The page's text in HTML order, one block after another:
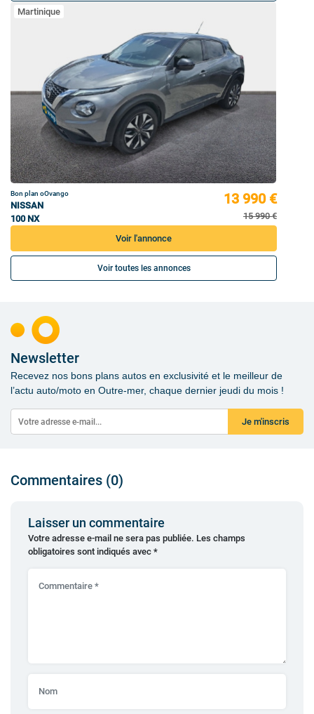
Martinique
Bon plan oOvango
NISSAN
100 NX
13 990 €
15 990 €
Voir l'annonce
Voir toutes les annonces
Newsletter
Recevez nos bons plans autos en exclusivité et le meilleur de
l’actu auto/moto en Outre-mer, chaque dernier jeudi du mois !
Je m'inscris
Commentaires (0)
Laisser un commentaire
Votre adresse e-mail ne sera pas publiée. Les champs
obligatoires sont indiqués avec *